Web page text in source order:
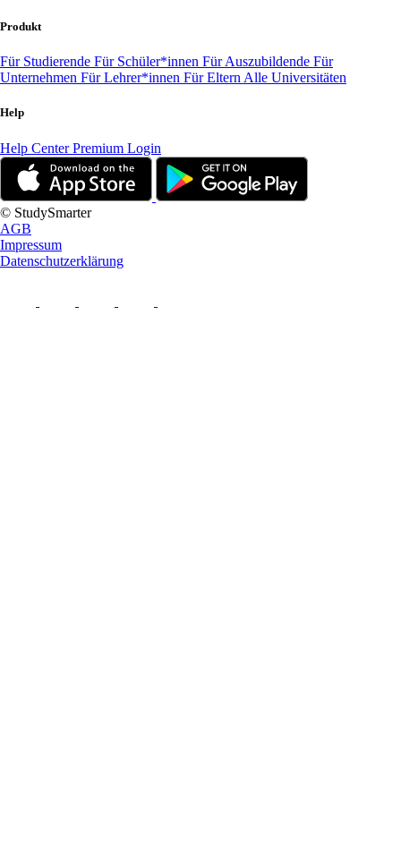
Produkt
Für Studierende Für Schüler*innen Für Auszubildende Für
Unternehmen Für Lehrer*innen Für Eltern Alle Universitäten
Help
Help CenterPremium Login
© StudySmarter
AGB
Impressum
Datenschutzerklärung